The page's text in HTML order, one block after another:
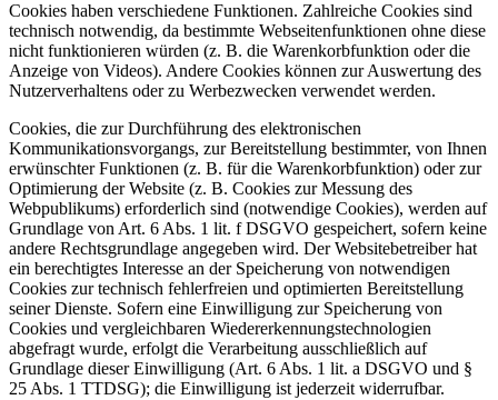
Cookies haben verschiedene Funktionen. Zahlreiche Cookies sind
technisch notwendig, da bestimmte Webseitenfunktionen ohne diese
nicht funktionieren würden (z. B. die Warenkorbfunktion oder die
Anzeige von Videos). Andere Cookies können zur Auswertung des
Nutzerverhaltens oder zu Werbezwecken verwendet werden.
Cookies, die zur Durchführung des elektronischen
Kommunikationsvorgangs, zur Bereitstellung bestimmter, von Ihnen
erwünschter Funktionen (z. B. für die Warenkorbfunktion) oder zur
Optimierung der Website (z. B. Cookies zur Messung des
Webpublikums) erforderlich sind (notwendige Cookies), werden auf
Grundlage von Art. 6 Abs. 1 lit. f DSGVO gespeichert, sofern keine
andere Rechtsgrundlage angegeben wird. Der Websitebetreiber hat
ein berechtigtes Interesse an der Speicherung von notwendigen
Cookies zur technisch fehlerfreien und optimierten Bereitstellung
seiner Dienste. Sofern eine Einwilligung zur Speicherung von
Cookies und vergleichbaren Wiedererkennungstechnologien
abgefragt wurde, erfolgt die Verarbeitung ausschließlich auf
Grundlage dieser Einwilligung (Art. 6 Abs. 1 lit. a DSGVO und §
25 Abs. 1 TTDSG); die Einwilligung ist jederzeit widerrufbar.